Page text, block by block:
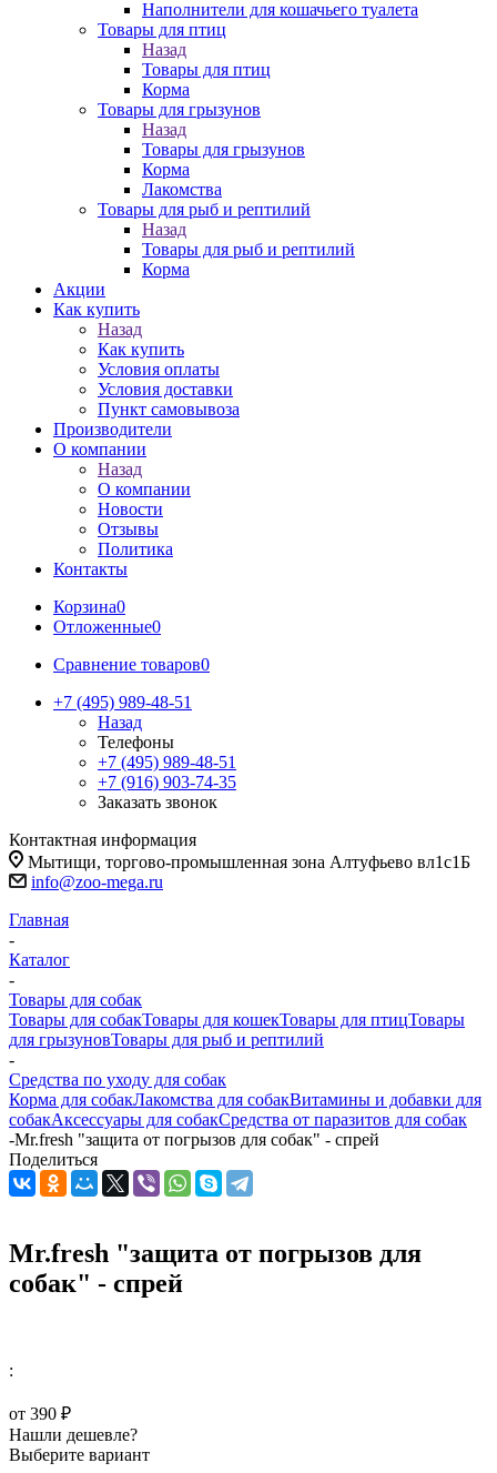
Наполнители для кошачьего туалета
Товары для птиц
Назад
Товары для птиц
Корма
Товары для грызунов
Назад
Товары для грызунов
Корма
Лакомства
Товары для рыб и рептилий
Назад
Товары для рыб и рептилий
Корма
Акции
Как купить
Назад
Как купить
Условия оплаты
Условия доставки
Пункт самовывоза
Производители
О компании
Назад
О компании
Новости
Отзывы
Политика
Контакты
Корзина0
Отложенные0
Сравнение товаров0
+7 (495) 989-48-51
Назад
Телефоны
+7 (495) 989-48-51
+7 (916) 903-74-35
Заказать звонок
Контактная информация
Мытищи, торгово-промышленная зона Алтуфьево вл1с1Б
info@zoo-mega.ru
Главная
-
Каталог
-
Товары для собак
Товары для собакТовары для кошекТовары для птицТовары
для грызуновТовары для рыб и рептилий
-
Средства по уходу для собак
Корма для собакЛакомства для собакВитамины и добавки для
собакАксессуары для собакСредства от паразитов для собак
-Mr.fresh "защита от погрызов для собак" - спрей
Поделиться
Mr.fresh "защита от погрызов для
собак" - спрей
:
от 390 ₽
Нашли дешевле?
Выберите вариант